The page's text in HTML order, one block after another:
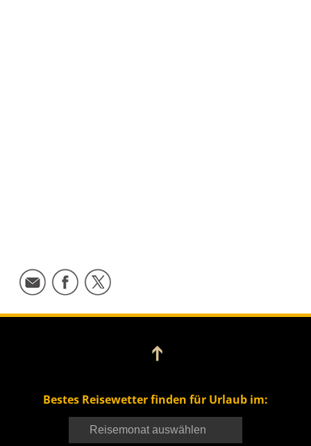
➔
Bestes Reisewetter finden für Urlaub im: